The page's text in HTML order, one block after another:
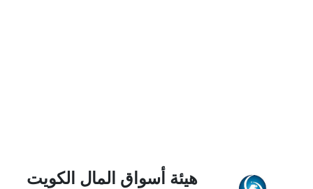
هيئة أسواق المال الكويت